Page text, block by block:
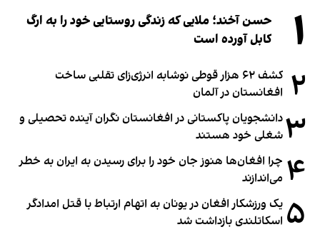
۱
حسن آخند؛ ملایی که زندگی روستایی خود را به ارگ
کابل آورده است
۲
کشف ۶۲ هزار قوطی نوشابه انرژی‌زای تقلبی ساخت
افغانستان در آلمان
۳دانشجویان پاکستانی در افغانستان نگران آینده تحصیلی و
شغلی خود هستند
۴ چرا افغان‌ها هنوز جان خود را برای رسیدن به ایران به خطر
می‌اندازند
۵ یک ورزشکار افغان در یونان به اتهام ارتباط با قتل امدادگر
اسکاتلندی بازداشت شد